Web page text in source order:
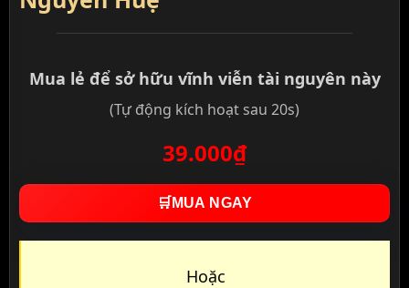
Mua lẻ để sở hữu vĩnh viễn tài nguyên này
(Tự động kích hoạt sau 20s)
39.000₫
🛒 MUA NGAY
Hoặc